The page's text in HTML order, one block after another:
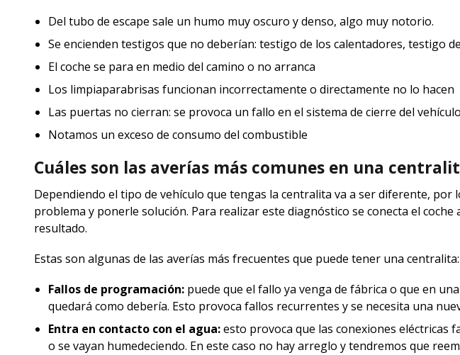
Del tubo de escape sale un humo muy oscuro y denso, algo muy notorio.
Se encienden testigos que no deberían: testigo de los calentadores, testigo
El coche se para en medio del camino o no arranca
Los limpiaparabrisas funcionan incorrectamente o directamente no lo hacen
Las puertas no cierran: se provoca un fallo en el sistema de cierre del vehículo
Notamos un exceso de consumo del combustible
Cuáles son las averías más comunes en una
Dependiendo el tipo de vehículo que tengas la centralita va a ser diferente, por
problema y ponerle solución. Para realizar este diagnóstico se conecta el coche
resultado.
Estas son algunas de las averías más frecuentes que puede tener una centralita:
Fallos de programación: puede que el fallo ya venga de fábrica o que en
quedará como debería. Esto provoca fallos recurrentes y se necesita una
Entra en contacto con el agua:esto provoca que las conexiones eléctricas
o se vayan humedeciendo. En este caso no hay arreglo y tendremos que